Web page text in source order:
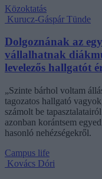
Közoktatás
Kurucz-Gáspár Tünde
Dolgoznának az
vállalhatnak
levelezős hallgatót
„Szinte bárhol voltam
tagozatos hallgató
számolt be
azonban korántsem
hasonló nehézségekről.
Campus life
Kovács Dóri